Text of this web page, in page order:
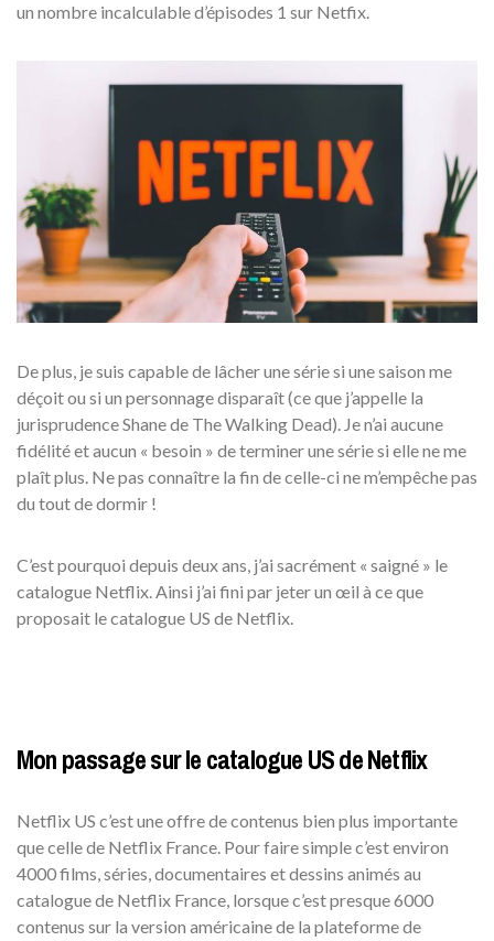
un nombre incalculable d’épisodes 1 sur Netfix.
De plus, je suis capable de lâcher une série si une saison me
déçoit ou si un personnage disparaît (ce que j’appelle la
jurisprudence Shane de The Walking Dead). Je n’ai aucune
fidélité et aucun « besoin » de terminer une série si elle ne me
plaît plus. Ne pas connaître la fin de celle-ci ne m’empêche pas
du tout de dormir !
C’est pourquoi depuis deux ans, j’ai sacrément « saigné » le
catalogue Netflix. Ainsi j’ai fini par jeter un œil à ce que
proposait le catalogue US de Netflix.
Mon passage sur le catalogue US de Netflix
Netflix US c’est une offre de contenus bien plus importante
que celle de Netflix France. Pour faire simple c’est environ
4000 films, séries, documentaires et dessins animés au
catalogue de Netflix France, lorsque c’est presque 6000
contenus sur la version américaine de la plateforme de